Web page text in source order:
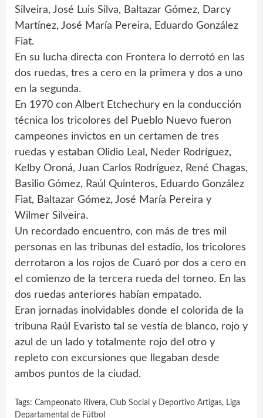
Silveira, José Luis Silva, Baltazar Gómez, Darcy
Martínez, José María Pereira, Eduardo González
Fiat.
En su lucha directa con Frontera lo derrotó en las
dos ruedas, tres a cero en la primera y dos a uno
en la segunda.
En 1970 con Albert Etchechury en la conducción
técnica los tricolores del Pueblo Nuevo fueron
campeones invictos en un certamen de tres
ruedas y estaban Olidio Leal, Neder Rodríguez,
Kelby Oroná, Juan Carlos Rodríguez, René Chagas,
Basilio Gómez, Raúl Quinteros, Eduardo González
Fiat, Baltazar Gómez, José María Pereira y
Wilmer Silveira.
Un recordado encuentro, con más de tres mil
personas en las tribunas del estadio, los tricolores
derrotaron a los rojos de Cuaró por dos a cero en
el comienzo de la tercera rueda del torneo. En las
dos ruedas anteriores habían empatado.
Eran jornadas inolvidables donde el colorida de la
tribuna Raúl Evaristo tal se vestía de blanco, rojo y
azul de un lado y totalmente rojo del otro y
repleto con excursiones que llegaban desde
ambos puntos de la ciudad.
Tags: Campeonato Rivera, Club Social y Deportivo Artigas, Liga
Departamental de Fútbol